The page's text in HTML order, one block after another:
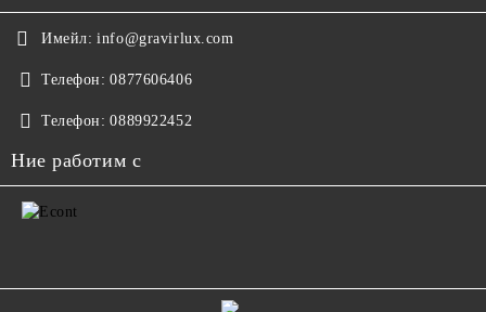
Имейл: info@gravirlux.com
Телефон: 0877606406
Телефон: 0889922452
Ние работим с